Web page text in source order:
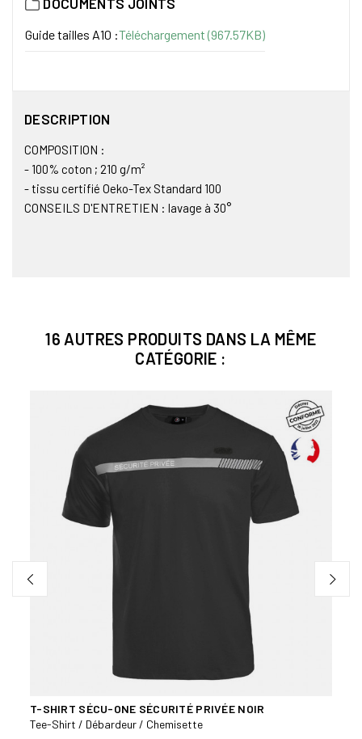
DOCUMENTS JOINTS
Guide tailles A10 :Téléchargement (967.57KB)
DESCRIPTION
COMPOSITION :
- 100% coton ; 210 g/m²
- tissu certifié Oeko-Tex Standard 100
CONSEILS D'ENTRETIEN : lavage à 30°
16 AUTRES PRODUITS DANS LA MÊME
CATÉGORIE :
T-SHIRT SÉCU-ONE SÉCURITÉ PRIVÉE NOIR
Tee-Shirt / Débardeur / Chemisette